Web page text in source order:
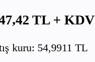
TL + KDV
kuru: 54,9911 TL